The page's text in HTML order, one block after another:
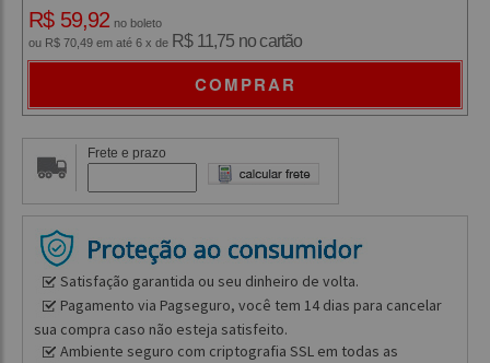
R$ 59,92 no boleto
ou R$ 70,49 em até 6 x de R$ 11,75 no cartão
COMPRAR
Frete e prazo
Satisfação garantida ou seu dinheiro de volta.
Pagamento via Pagseguro, você tem 14 dias para cancelar
sua compra caso não esteja satisfeito.
Ambiente seguro com criptografia SSL em todas as